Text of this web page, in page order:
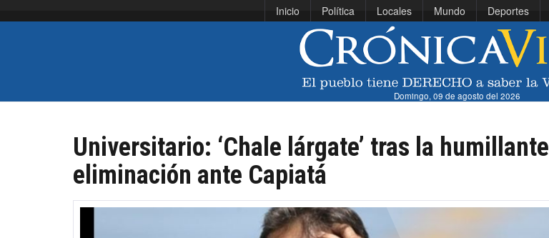
Inicio Política Locales Mundo Deportes
Domingo, 09 de agosto del 2026
Universitario: ‘Chale lárgate’ tras la humillante
eliminación ante Capiatá